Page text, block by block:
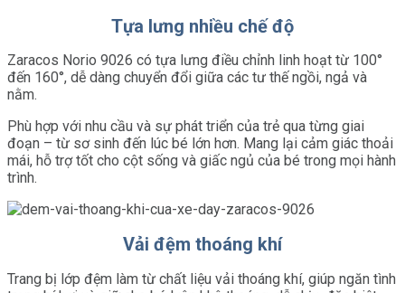
Tựa lưng nhiều chế độ
Zaracos Norio 9026 có tựa lưng điều chỉnh linh hoạt từ 100°
đến 160°, dễ dàng chuyển đổi giữa các tư thế ngồi, ngả và
nằm.
Phù hợp với nhu cầu và sự phát triển của trẻ qua từng giai
đoạn – từ sơ sinh đến lúc bé lớn hơn. Mang lại cảm giác thoải
mái, hỗ trợ tốt cho cột sống và giấc ngủ của bé trong mọi hành
trình.
Vải đệm thoáng khí
Trang bị lớp đệm làm từ chất liệu vải thoáng khí, giúp ngăn tình